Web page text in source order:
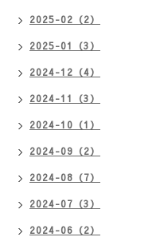
2025-02（2）
2025-01（3）
2024-12（4）
2024-11（3）
2024-10（1）
2024-09（2）
2024-08（7）
2024-07（3）
2024-06（2）